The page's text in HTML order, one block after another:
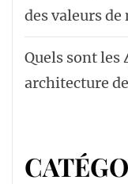
des valeurs de
Quels sont les
architecture